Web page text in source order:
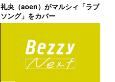
礼央（aoen）がマルシィ「ラブ
ソング」をカバー